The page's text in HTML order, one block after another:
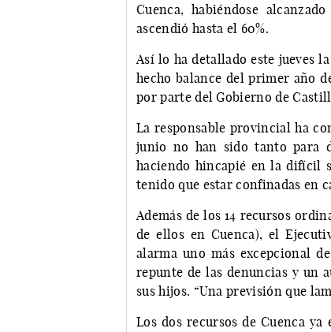
Cuenca, habiéndose
ascendió hasta el 60%.
Así lo ha detallado este jueves
hecho balance del primer año
por parte del Gobierno de
La responsable provincial ha
junio no han sido tanto para
haciendo hincapié en la difícil
tenido que estar confinadas en
Además de los 14 recursos
de ellos en Cuenca), el
alarma uno más excepcional
repunte de las denuncias y un
sus hijos. “Una previsión que
Los dos recursos de Cuenca